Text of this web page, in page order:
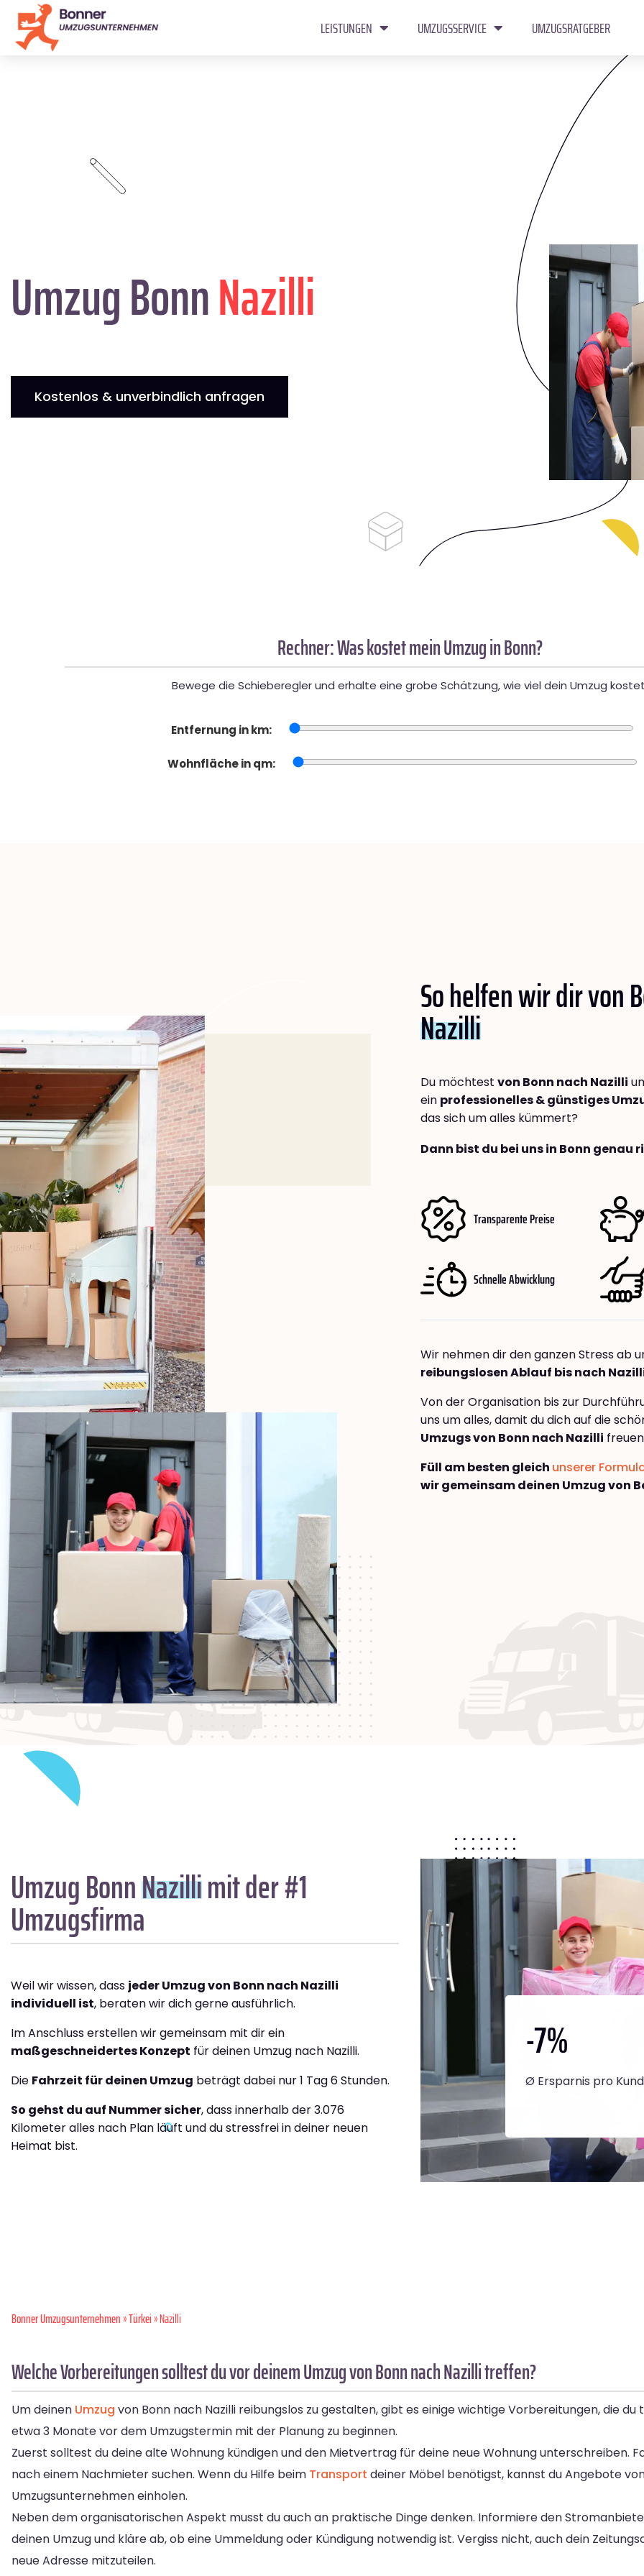
LEISTUNGEN UMZUGSSERVICE UMZUGSRATGEBER
Umzug BonnNazilli
Kostenlos & unverbindlich anfragen
Rechner: Was kostet mein Umzug in Bonn?
Bewege die Schieberegler und erhalte eine grobe Schätzung, wie viel dein Umzug
Entfernung in km:
Wohnfläche in qm:
So helfen wir dir von
Nazilli
Du möchtest von Bonn nach Nazilli
ein professionelles & günstiges
das sich um alles kümmert?
Dann bist du bei uns in Bonn genau
Transparente Preise
Schnelle Abwicklung
Wir nehmen dir den ganzen Stress ab
reibungslosen Ablauf bis nach
Von der Organisation bis zur
uns um alles, damit du dich auf die
Umzugs von Bonn nach Nazilli
Füll am besten gleich unserer
wir gemeinsam deinen Umzug von
Umzug BonnNazillimit der #1
Umzugsfirma
Weil wir wissen, dass jeder Umzug von Bonn nach Nazilli
individuell ist, beraten wir dich gerne ausführlich.
Im Anschluss erstellen wir gemeinsam mit dir ein
maßgeschneidertes Konzept für deinen Umzug nach Nazilli.
Die Fahrzeit für deinen Umzug beträgt dabei nur 1 Tag 6 Stunden.
So gehst du auf Nummer sicher, dass innerhalb der 3.076
Kilometer alles nach Plan läuft und du stressfrei in deiner neuen
Heimat bist.
-7%
Ø Ersparnis pro
Bonner Umzugsunternehmen»Türkei» Nazilli
Welche Vorbereitungen solltest du vor deinem Umzug von Bonn nach Nazilli treffen?
Um deinen Umzug von Bonn nach Nazilli reibungslos zu gestalten, gibt es einige wichtige Vorbereitungen, die
etwa 3 Monate vor dem Umzugstermin mit der Planung zu beginnen.
Zuerst solltest du deine alte Wohnung kündigen und den Mietvertrag für deine neue Wohnung unterschreiben.
nach einem Nachmieter suchen. Wenn du Hilfe beim Transport deiner Möbel benötigst, kannst du Angebote
Umzugsunternehmen einholen.
Neben dem organisatorischen Aspekt musst du auch an praktische Dinge denken. Informiere den
deinen Umzug und kläre ab, ob eine Ummeldung oder Kündigung notwendig ist. Vergiss nicht, auch dein
neue Adresse mitzuteilen.